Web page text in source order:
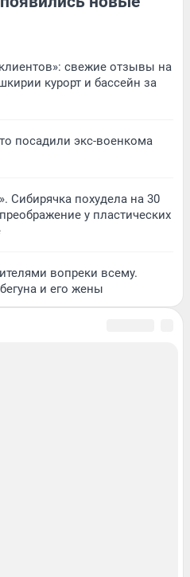
свежие отзывы на
курорт и бассейн за
посадили экс-военкома
Сибирячка похудела на 30
у пластических
вопреки всему.
и его жены